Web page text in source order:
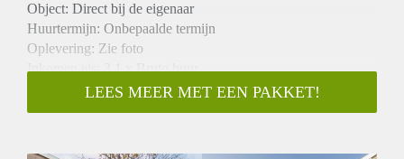
Object: Direct bij de eigenaar
Huurtermijn: Onbepaalde termijn
Oplevering: Zie foto
Inkomen eis: 3,1 x Bruto huur
Garantiestelling mogelijk: Ja
Borg: 1 Maand
LEES MEER MET EEN PAKKET!